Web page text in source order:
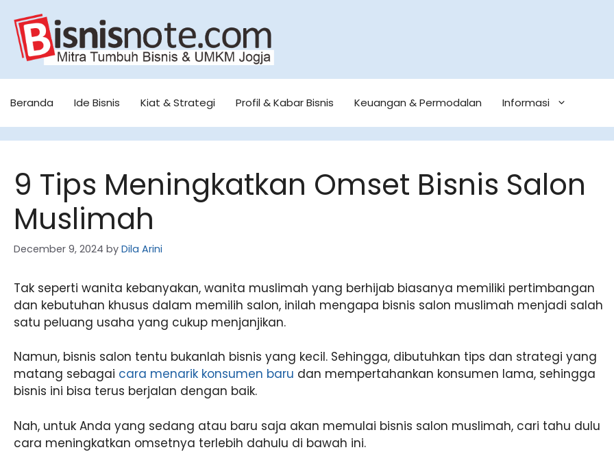
content
Beranda Ide Bisnis Kiat & Strategi Profil & Kabar Bisnis Keuangan & Permodalan Informasi
9 Tips Meningkatkan Omset Bisnis Salon
Muslimah
December 9, 2024 by Dila Arini
Tak seperti wanita kebanyakan, wanita muslimah yang berhijab biasanya memiliki pertimbangan
dan kebutuhan khusus dalam memilih salon, inilah mengapa bisnis salon muslimah menjadi salah
satu peluang usaha yang cukup menjanjikan.
Namun, bisnis salon tentu bukanlah bisnis yang kecil. Sehingga, dibutuhkan tips dan strategi yang
matang sebagai cara menarik konsumen baru dan mempertahankan konsumen lama, sehingga
bisnis ini bisa terus berjalan dengan baik.
Nah, untuk Anda yang sedang atau baru saja akan memulai bisnis salon muslimah, cari tahu dulu
cara meningkatkan omsetnya terlebih dahulu di bawah ini.